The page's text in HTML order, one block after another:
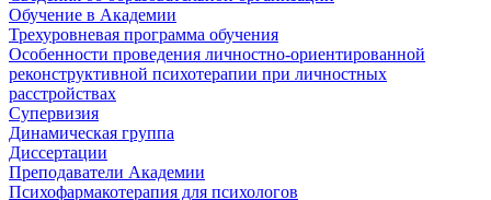
Обучение в Академии
Трехуровневая программа обучения
Особенности проведения личностно-ориентированной
реконструктивной психотерапии при личностных
расстройствах
Супервизия
Динамическая группа
Диссертации
Преподаватели Академии
Психофармакотерапия для психологов